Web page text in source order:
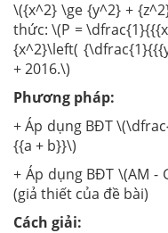
\({x^2} \ge {y^2} +
thức: \(P =
{x^2}\left(
+ 2016.\)
Phương pháp:
+ Áp dụng BĐT
{{a + b}}\)
+ Áp dụng BĐT \(AM -
(giả thiết của đề bài)
Cách giải: